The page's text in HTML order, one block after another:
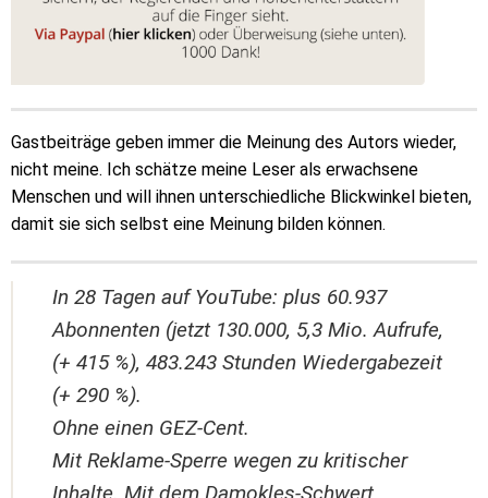
Gastbeiträge geben immer die Meinung des Autors wieder,
nicht meine. Ich schätze meine Leser als erwachsene
Menschen und will ihnen unterschiedliche Blickwinkel bieten,
damit sie sich selbst eine Meinung bilden können.
In 28 Tagen auf YouTube: plus 60.937
Abonnenten (jetzt 130.000, 5,3 Mio. Aufrufe,
(+ 415 %), 483.243 Stunden Wiedergabezeit
(+ 290 %).
Ohne einen GEZ-Cent.
Mit Reklame-Sperre wegen zu kritischer